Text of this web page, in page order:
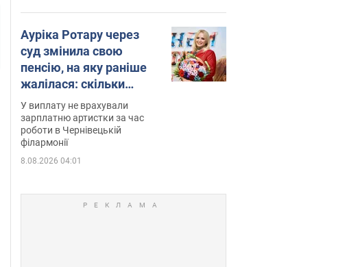
Ауріка Ротару через
суд змінила свою
пенсію, на яку раніше
жалілася: скільки
отримувала співачка
У виплату не врахували
зарплатню артистки за час
роботи в Чернівецькій
філармонії
8.08.2026 04:01